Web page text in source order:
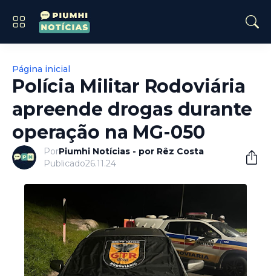
Página inicial
Polícia Militar Rodoviária
apreende drogas durante
operação na MG-050
PorPiumhi Notícias - por Rêz Costa
Publicado26.11.24